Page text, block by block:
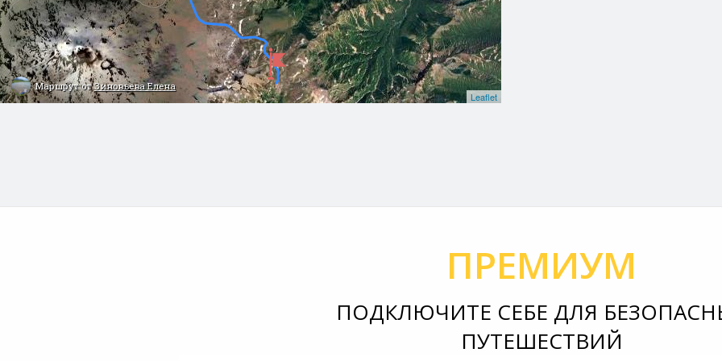
Маршрут отЗиновьева Елена
Leaflet
ПРЕМИУМ
ПОДКЛЮЧИТЕ СЕБЕ ДЛЯ
ПУТЕШЕСТВИЙ